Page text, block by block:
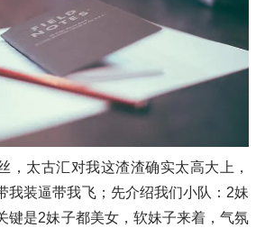
，太古汇对我这渣渣确实太高大上，
我装逼带我飞；先介绍我们小队：2妹
键是2妹子都美女，软妹子来着，气氛